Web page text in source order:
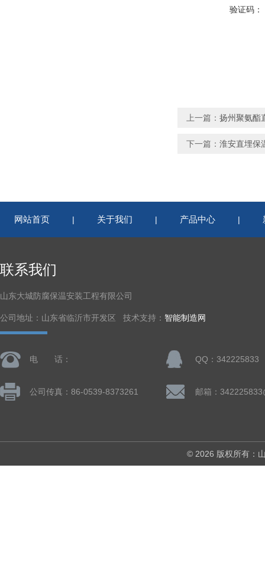
验证码：
上一篇： 扬州聚氨酯
下一篇： 淮安直埋保
网站首页 | 关于我们 | 产品中心 |
联系我们
山东大城防腐保温安装工程有限公司
公司地址：山东省临沂市开发区 技术支持： 智能制造网
电 话： QQ：342225833
公司传真：86-0539-8373261 邮箱：
© 2026 版权所有：